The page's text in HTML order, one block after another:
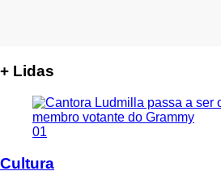
+ Lidas
01
Cultura